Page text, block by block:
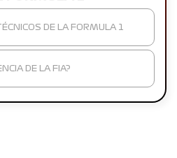
DE LA FORMULA 1
DE LA FIA?